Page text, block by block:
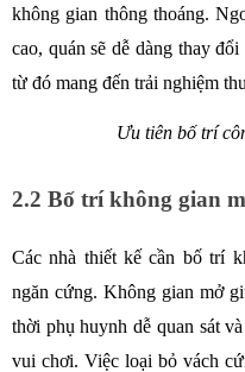
không gian thông thoáng.
cao, quán sẽ dễ dàng thay
từ đó mang đến trải nghiệm
Ưu tiên bố trí
2.2 Bố trí không gian
Các nhà thiết kế cần bố trí
ngăn cứng. Không gian mở
thời phụ huynh dễ quan sát
vui chơi. Việc loại bỏ vách